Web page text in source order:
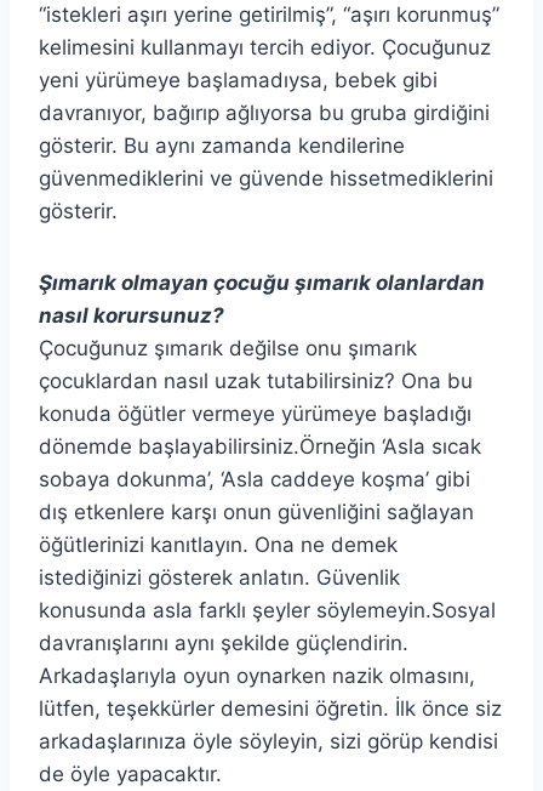
“istekleri aşırı yerine getirilmiş”, “aşırı korunmuş”
kelimesini kullanmayı tercih ediyor. Çocuğunuz
yeni yürümeye başlamadıysa, bebek gibi
davranıyor, bağırıp ağlıyorsa bu gruba girdiğini
gösterir. Bu aynı zamanda kendilerine
güvenmediklerini ve güvende hissetmediklerini
gösterir.
Şımarık olmayan çocuğu şımarık olanlardan
nasıl korursunuz?
Çocuğunuz şımarık değilse onu şımarık
çocuklardan nasıl uzak tutabilirsiniz? Ona bu
konuda öğütler vermeye yürümeye başladığı
dönemde başlayabilirsiniz.Örneğin ‘Asla sıcak
sobaya dokunma’, ‘Asla caddeye koşma’ gibi
dış etkenlere karşı onun güvenliğini sağlayan
öğütlerinizi kanıtlayın. Ona ne demek
istediğinizi gösterek anlatın. Güvenlik
konusunda asla farklı şeyler söylemeyin.Sosyal
davranışlarını aynı şekilde güçlendirin.
Arkadaşlarıyla oyun oynarken nazik olmasını,
lütfen, teşekkürler demesini öğretin. İlk önce siz
arkadaşlarınıza öyle söyleyin, sizi görüp kendisi
de öyle yapacaktır.